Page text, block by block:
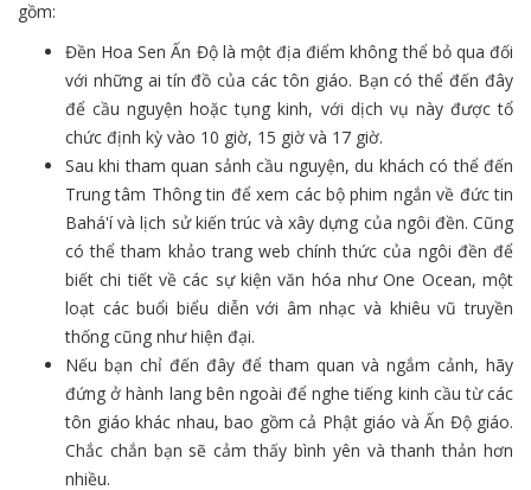
gồm:
Đền Hoa Sen Ấn Độ là một địa điểm không thể bỏ qua đối
với những ai tín đồ của các tôn giáo. Bạn có thể đến đây
để cầu nguyện hoặc tụng kinh, với dịch vụ này được tổ
chức định kỳ vào 10 giờ, 15 giờ và 17 giờ.
Sau khi tham quan sảnh cầu nguyện, du khách có thể đến
Trung tâm Thông tin để xem các bộ phim ngắn về đức tin
Bahá'í và lịch sử kiến trúc và xây dựng của ngôi đền. Cũng
có thể tham khảo trang web chính thức của ngôi đền để
biết chi tiết về các sự kiện văn hóa như One Ocean, một
loạt các buổi biểu diễn với âm nhạc và khiêu vũ truyền
thống cũng như hiện đại.
Nếu bạn chỉ đến đây để tham quan và ngắm cảnh, hãy
đứng ở hành lang bên ngoài để nghe tiếng kinh cầu từ các
tôn giáo khác nhau, bao gồm cả Phật giáo và Ấn Độ giáo.
Chắc chắn bạn sẽ cảm thấy bình yên và thanh thản hơn
nhiều.